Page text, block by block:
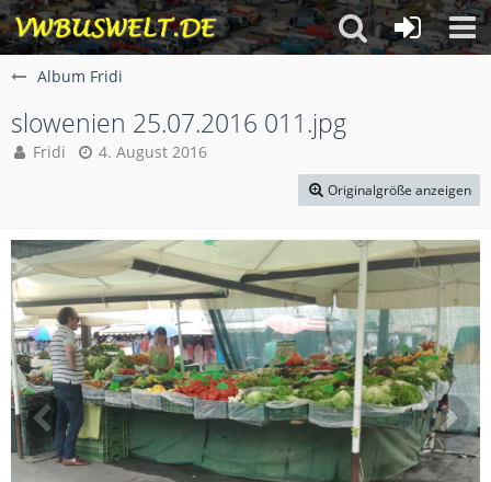
Album Fridi
slowenien 25.07.2016 011.jpg
Fridi 4. August 2016
Originalgröße anzeigen